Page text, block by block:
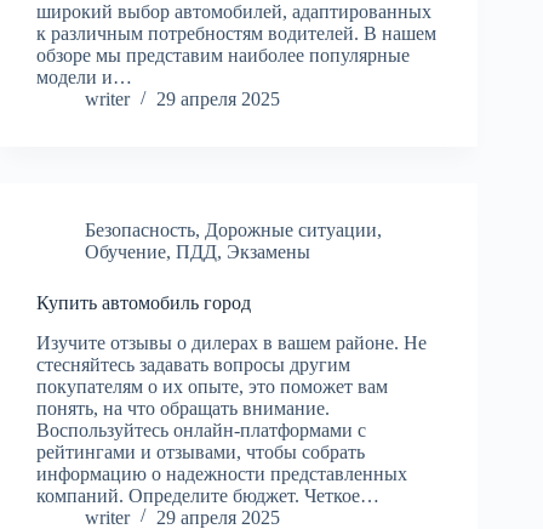
широкий выбор автомобилей, адаптированных
к различным потребностям водителей. В нашем
обзоре мы представим наиболее популярные
модели и…
writer
29 апреля 2025
Безопасность, Дорожные ситуации,
Обучение, ПДД, Экзамены
Купить автомобиль город
Изучите отзывы о дилерах в вашем районе. Не
стесняйтесь задавать вопросы другим
покупателям о их опыте, это поможет вам
понять, на что обращать внимание.
Воспользуйтесь онлайн-платформами с
рейтингами и отзывами, чтобы собрать
информацию о надежности представленных
компаний. Определите бюджет. Четкое…
writer
29 апреля 2025